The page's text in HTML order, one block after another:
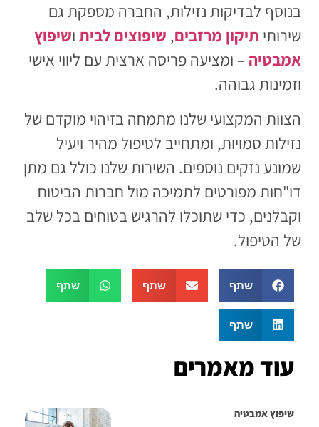
בנוסף לבדיקות נזילות, החברה מספקת גם
שירותי תיקון מרזבים, שיפוצים לבית ושיפוץ
אמבטיה – ומציעה פריסה ארצית עם ליווי אישי
וזמינות גבוהה.
הצוות המקצועי שלנו מתמחה בזיהוי מוקדם של
נזילות סמויות, ומתחייב לטיפול מהיר ויעיל
שמונע נזקים נוספים. השירות שלנו כולל גם מתן
דו"חות מפורטים לתמיכה מול חברות הביטוח
וקבלנים, כדי שתוכלו להרגיש בטוחים בכל שלב
של הטיפול.
שתף שתף שתף
שתף
עוד מאמרים
שיפוץ אמבטיה